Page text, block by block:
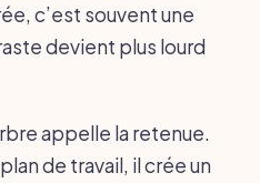
c’est souvent une
devient plus lourd
appelle la retenue.
de travail, il crée un